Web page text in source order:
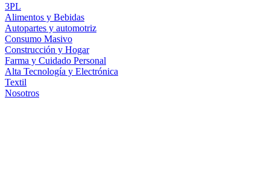
3PL
Alimentos y Bebidas
Autopartes y automotriz
Consumo Masivo
Construcción y Hogar
Farma y Cuidado Personal
Alta Tecnología y Electrónica
Textil
Nosotros